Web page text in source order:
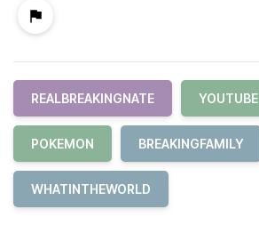
REALBREAKINGNATE YOUTUBE
POKEMON BREAKINGFAMILY
WHATINTHEWORLD